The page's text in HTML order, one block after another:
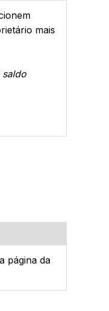
mais
saldo
página da